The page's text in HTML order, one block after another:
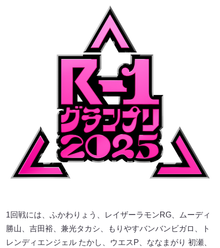
1回戦には、ふかわりょう、レイザーラモンRG、ムーディ
勝山、吉田裕、兼光タカシ、もりやすバンバンビガロ、ト
レンディエンジェル たかし、ウエスP、ななまがり 初瀬、